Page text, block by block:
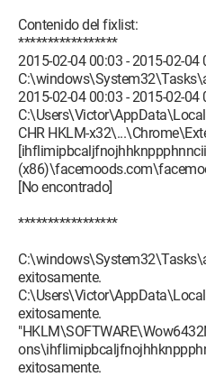
Contenido del fixlist:
*****************
2015-02-04 00:03 - 2015-02-04
2015-02-04 00:03 - 2015-02-04
CHR HKLM-
[No encontrado]
*****************
exitosamente.
exitosamente.
exitosamente.